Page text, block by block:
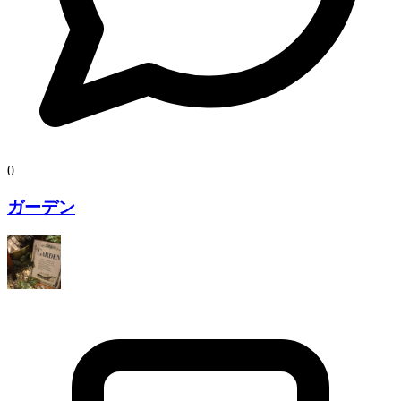
0
ガーデン